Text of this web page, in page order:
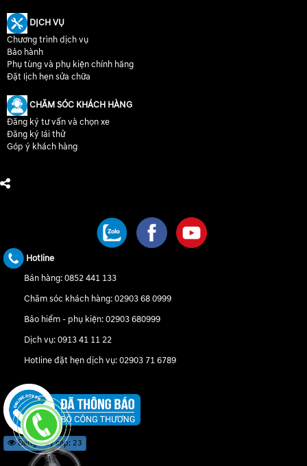
DỊCH VỤ
Chương trình dịch vụ
Bảo hành
Phụ tùng và phụ kiện chính hãng
Đặt lịch hẹn sửa chữa
CHĂM SÓC KHÁCH HÀNG
Đăng ký tư vấn và chọn xe
Đăng ký lái thử
Góp ý khách hàng
Hotline
Bán hàng:0852 441 133
Chăm sóc khách hàng:02903 68 0999
Bảo hiểm - phụ kiện:02903 680999
Dịch vụ:0913 41 11 22
Hotline đặt hẹn dịch vụ:02903 71 6789
Đang truy cập: 23